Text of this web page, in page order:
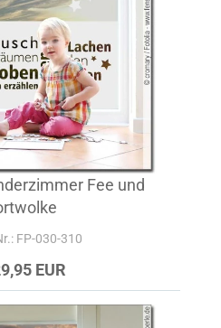
Fee und
FP-030-310
EUR